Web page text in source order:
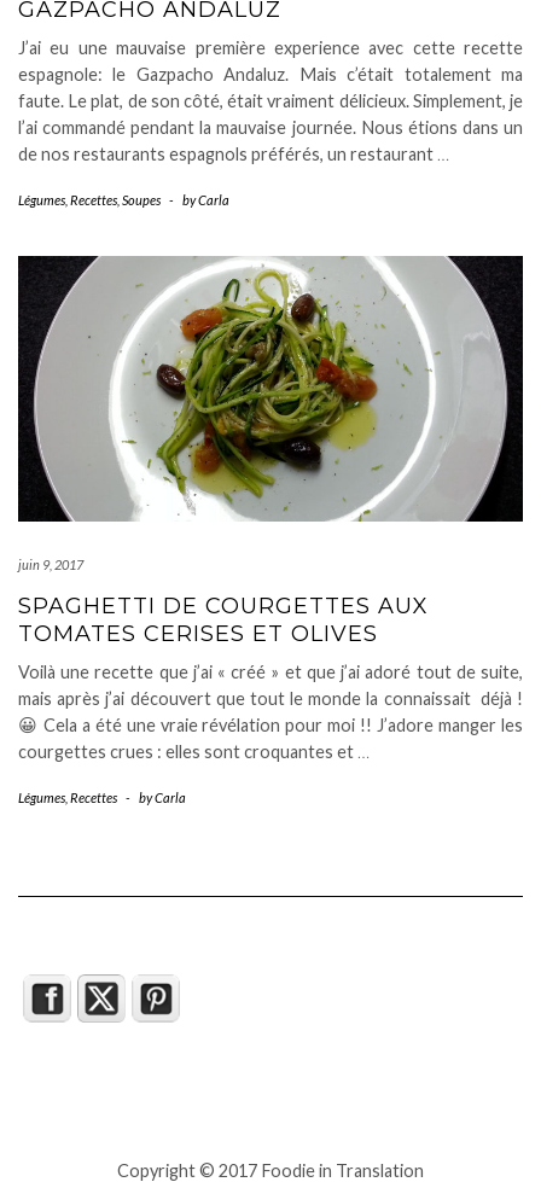
GAZPACHO ANDALUZ
J’ai eu une mauvaise première experience avec cette recette
espagnole: le Gazpacho Andaluz. Mais c’était totalement ma
faute. Le plat, de son côté, était vraiment délicieux. Simplement, je
l’ai commandé pendant la mauvaise journée. Nous étions dans un
de nos restaurants espagnols préférés, un restaurant …
Légumes Recettes Soupes - byCarla
juin 9, 2017
SPAGHETTI DE COURGETTES AUX
TOMATES CERISES ET OLIVES
Voilà une recette que j’ai « créé » et que j’ai adoré tout de suite,
mais après j’ai découvert que tout le monde la connaissait déjà !
😀 Cela a été une vraie révélation pour moi !! J’adore manger les
courgettes crues : elles sont croquantes et …
Légumes Recettes - byCarla
Copyright © 2017 Foodie in Translation